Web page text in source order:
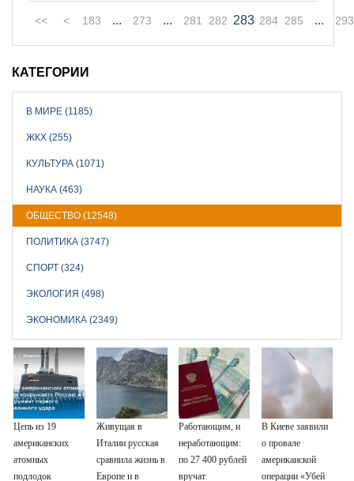
<< < 183 ... 273 ... 281 282 283 284 285 ... 293
КАТЕГОРИИ
В МИРЕ (1185)
ЖКХ (255)
КУЛЬТУРА (1071)
НАУКА (463)
ОБЩЕСТВО (12548)
ПОЛИТИКА (3747)
СПОРТ (324)
ЭКОЛОГИЯ (498)
ЭКОНОМИКА (2349)
Цепь из 19
американских
атомных
подлодок
Живущая в
Италии русская
сравнила жизнь в
Европе и в
Работающим, и
неработающим:
по 27 400 рублей
вручат
В Киеве заявили
о провале
американской
операции «Убей